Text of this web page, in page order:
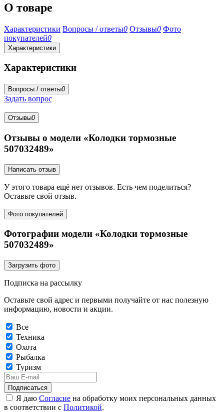
О товаре
Характеристики Вопросы / ответы0 Отзывы0 Фото
покупателей0
Характеристики
Характеристики
Вопросы / ответы0
Задать вопрос
Отзывы0
Отзывы о модели «Колодки тормозные
507032489»
Написать отзыв
У этого товара ещё нет отзывов. Есть чем поделиться?
Оставьте свой отзыв.
Фото покупателей
Фотографии модели «Колодки тормозные
507032489»
Загрузить фото
Подписка на рассылку
Оставьте свой адрес и первыми получайте от нас полезную
информацию, новости и акции.
Все
Техника
Охота
Рыбалка
Туризм
Подписаться
Я даю Согласие на обработку моих персональных данных
в соответствии с Политикой.